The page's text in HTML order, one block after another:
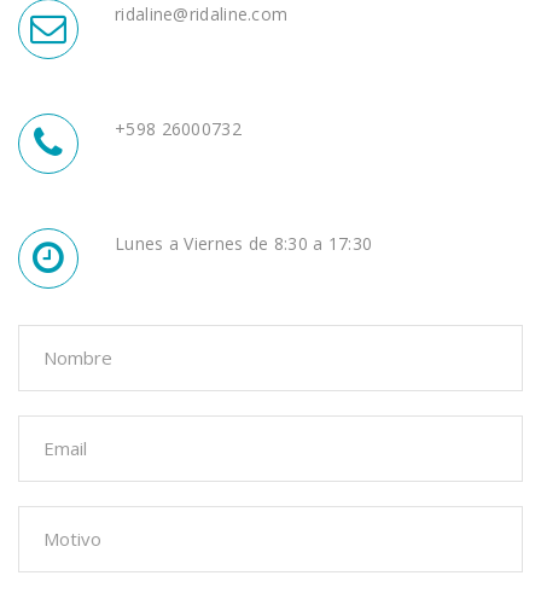
ridaline@ridaline.com
+598 26000732
Lunes a Viernes de 8:30 a 17:30